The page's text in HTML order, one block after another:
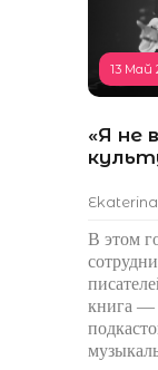
13 Май
«Я не
В этом
книга —